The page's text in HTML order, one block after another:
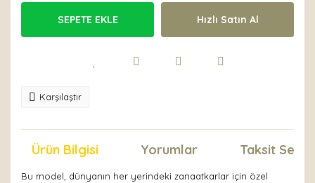
SEPETE EKLE Hızlı Satın Al
Karşılaştır
Ürün Bilgisi Yorumlar Taksit
Bu model, dünyanın her yerindeki zanaatkarlar için özel